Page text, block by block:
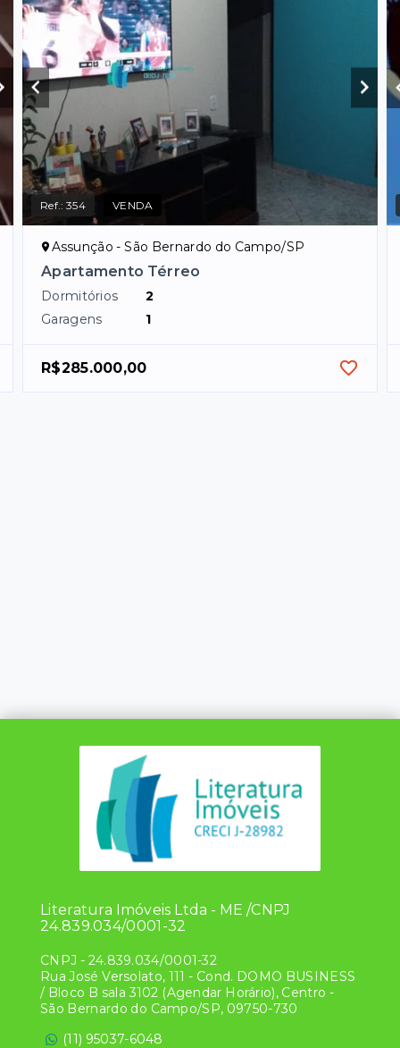
Ref.:354 VENDA
Assunção - São Bernardo do Campo/SP
Apartamento Térreo
Dormitórios
2
Garagens
1
R$285.000,00
Literatura Imóveis Ltda - ME /CNPJ
24.839.034/0001-32
CNPJ - 24.839.034/0001-32
Rua José Versolato, 111 - Cond. DOMO BUSINESS
/ Bloco B sala 3102 (Agendar Horário), Centro -
São Bernardo do Campo/SP, 09750-730
(11) 95037-6048